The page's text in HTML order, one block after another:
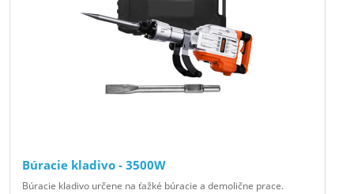
Búracie kladivo - 3500W
Búracie kladivo určene na ťažké búracie a demolične prace.